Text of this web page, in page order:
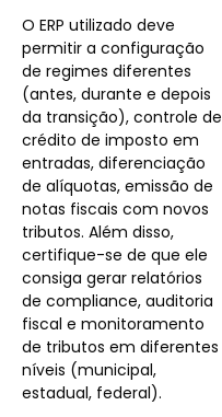
O ERP utilizado deve
permitir a configuração
de regimes diferentes
(antes, durante e depois
da transição), controle de
crédito de imposto em
entradas, diferenciação
de alíquotas, emissão de
notas fiscais com novos
tributos. Além disso,
certifique-se de que ele
consiga gerar relatórios
de compliance, auditoria
fiscal e monitoramento
de tributos em diferentes
níveis (municipal,
estadual, federal).